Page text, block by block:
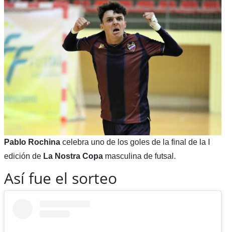
Pablo Rochinacelebra uno de los goles de la final de la I
edición de La Nostra Copa masculina de futsal.
Así fue el sorteo